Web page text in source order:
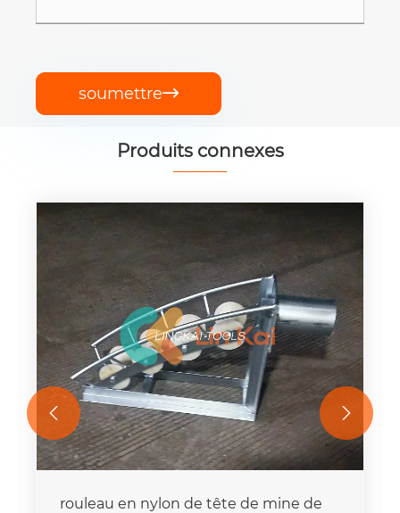
soumettre
Produits connexes
rouleau en nylon de tête de mine de
 